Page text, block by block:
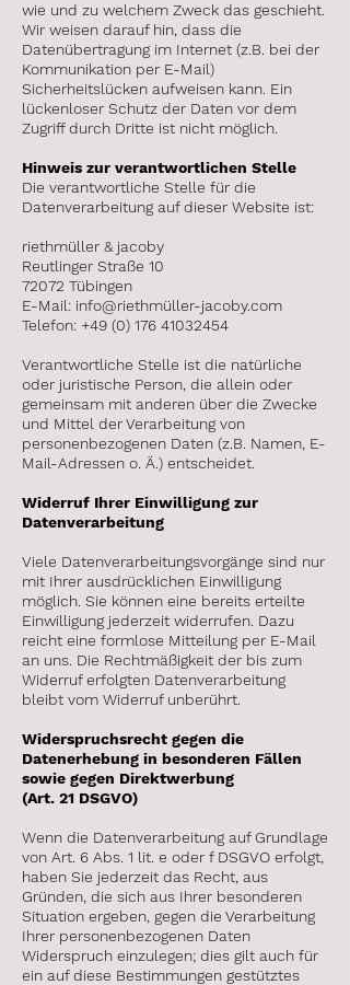
wie und zu welchem Zweck das geschieht.
Wir weisen darauf hin, dass die
Datenübertragung im Internet (z.B. bei der
Kommunikation per E-Mail)
Sicherheitslücken aufweisen kann. Ein
lückenloser Schutz der Daten vor dem
Zugriff durch Dritte ist nicht möglich.
Hinweis zur verantwortlichen Stelle
Die verantwortliche Stelle für die
Datenverarbeitung auf dieser Website ist:
riethmüller & jacoby
Reutlinger Straße 10
72072 Tübingen
E-Mail: info@riethmüller-jacoby.com
Telefon: +49 (0) 176 41032454
Verantwortliche Stelle ist die natürliche
oder juristische Person, die allein oder
gemeinsam mit anderen über die Zwecke
und Mittel der Verarbeitung von
personenbezogenen Daten (z.B. Namen, E-
Mail-Adressen o. Ä.) entscheidet.
Widerruf Ihrer Einwilligung zur
Datenverarbeitung
Viele Datenverarbeitungsvorgänge sind nur
mit Ihrer ausdrücklichen Einwilligung
möglich. Sie können eine bereits erteilte
Einwilligung jederzeit widerrufen. Dazu
reicht eine formlose Mitteilung per E-Mail
an uns. Die Rechtmäßigkeit der bis zum
Widerruf erfolgten Datenverarbeitung
bleibt vom Widerruf unberührt.
Widerspruchsrecht gegen die
Datenerhebung in besonderen Fällen
sowie gegen Direktwerbung
(Art. 21 DSGVO)
Wenn die Datenverarbeitung auf Grundlage
von Art. 6 Abs. 1 lit. e oder f DSGVO erfolgt,
haben Sie jederzeit das Recht, aus
Gründen, die sich aus Ihrer besonderen
Situation ergeben, gegen die Verarbeitung
Ihrer personenbezogenen Daten
Widerspruch einzulegen; dies gilt auch für
ein auf diese Bestimmungen gestütztes